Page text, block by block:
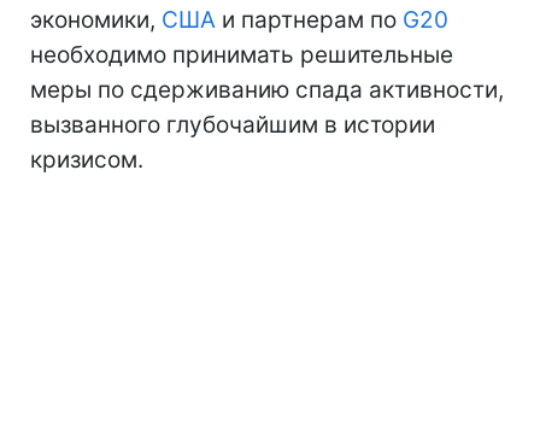
экономики, США и партнерам по G20
необходимо принимать решительные
меры по сдерживанию спада активности,
вызванного глубочайшим в истории
кризисом.